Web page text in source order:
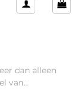
dan alleen
van...